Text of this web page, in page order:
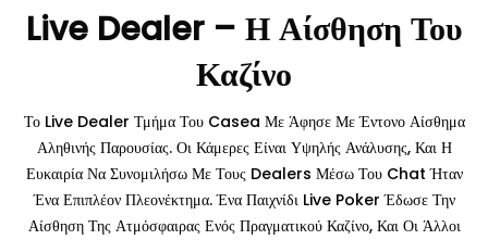
Live Dealer – Η Αίσθηση Του
Καζίνο
Το Live Dealer Τμήμα Του Casea Με Άφησε Με Έντονο Αίσθημα
Αληθινής Παρουσίας. Οι Κάμερες Είναι Υψηλής Ανάλυσης, Και Η
Ευκαιρία Να Συνομιλήσω Με Τους Dealers Μέσω Του Chat Ήταν
Ένα Επιπλέον Πλεονέκτημα. Ένα Παιχνίδι Live Poker Έδωσε Την
Αίσθηση Της Ατμόσφαιρας Ενός Πραγματικού Καζίνο, Και Οι Άλλοι